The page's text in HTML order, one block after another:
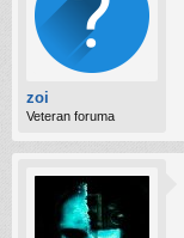
zoi
Veteran foruma